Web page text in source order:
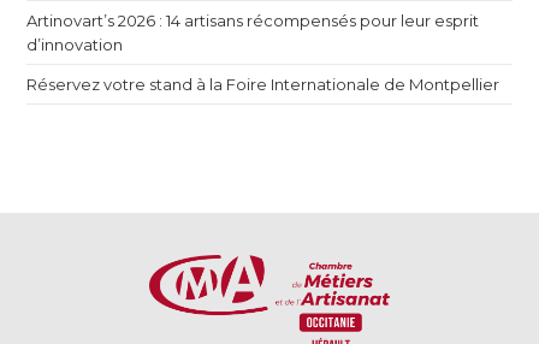
Artinovart’s 2026 : 14 artisans récompensés pour leur esprit
d’innovation
Réservez votre stand à la Foire Internationale de Montpellier